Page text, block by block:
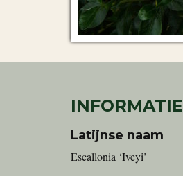
INFORMATIE
Latijnse naam
Escallonia ‘Iveyi’